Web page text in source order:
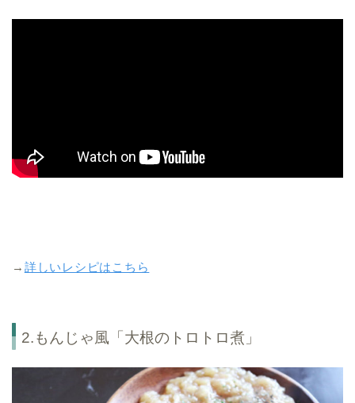
→ 詳しいレシピはこちら
2.もんじゃ風「大根のトロトロ煮」